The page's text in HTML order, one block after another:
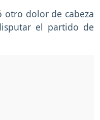
otro dolor de cabeza
el partido de